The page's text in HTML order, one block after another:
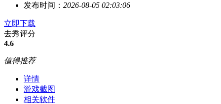
发布时间： 2026-08-05 02:03:06
立即下载
去秀评分
4.6
值得推荐
详情
游戏截图
相关软件